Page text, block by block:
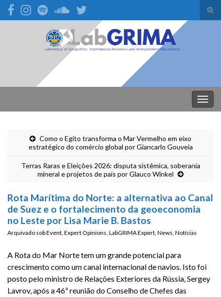
Search for:
Como o Egito transforma o Mar Vermelho em eixo
estratégico do comércio global por Giancarlo Gouveia
Terras Raras e Eleições 2026: disputa sistêmica, soberania
mineral e projetos de país por Glauco Winkel
Rota Marítima do Norte: a alternativa ao Canal
de Suez e o fortalecimento da geoeconomia
no Leste por Lisa Marie B. Bastos
Arquivado sobEvent, Expert Opinions, LabGRIMA Expert, News, Notícias
A Rota do Mar Norte tem um grande potencial para
crescimento como um canal internacional de navios. Isto foi
posto pelo ministro de Relações Exteriores da Rússia, Sergey
Lavrov, após a46ª reunião do Conselho de Chefes das